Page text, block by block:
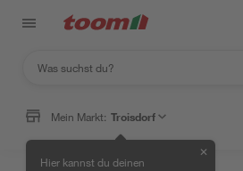
Mein Markt: Troisdorf
Hier kannst du deinen
✕